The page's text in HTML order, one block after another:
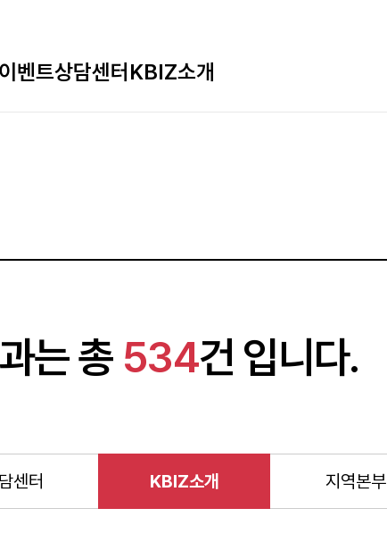
벤트상담센터KBIZ소개
는 총 534건 입니다.
센터 KBIZ소개 지역본부